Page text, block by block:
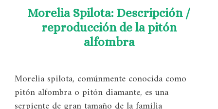
Morelia Spilota: Descripción /
reproducción de la pitón
alfombra
Morelia spilota, comúnmente conocida como
pitón alfombra o pitón diamante, es una